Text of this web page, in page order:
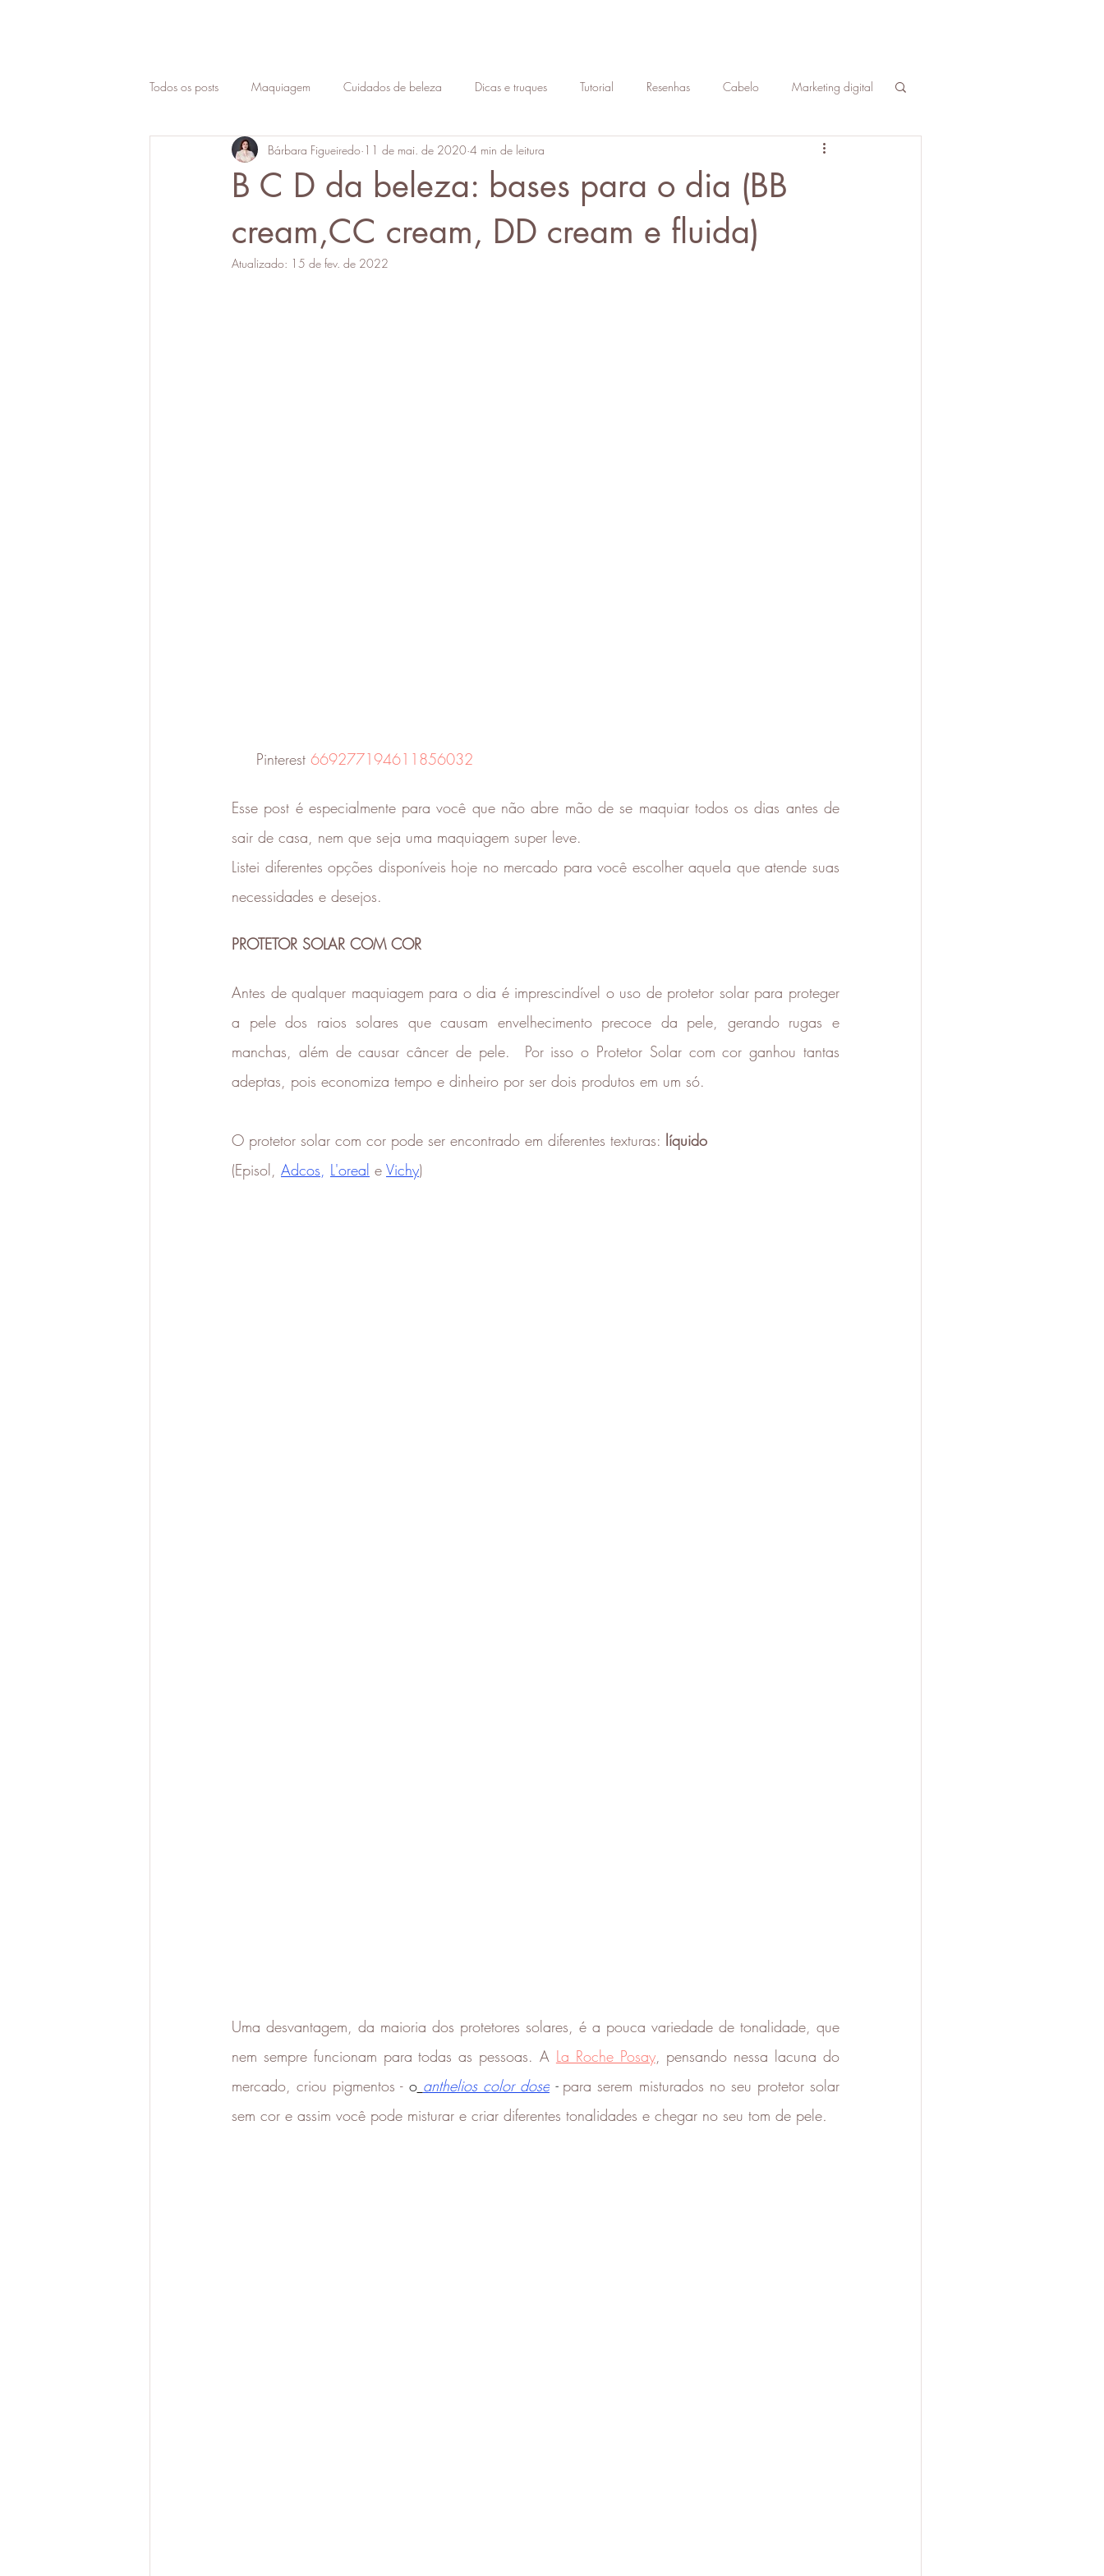
Todos os posts Maquiagem Cuidados de beleza Dicas e truques Tutorial Resenhas Cabelo Marketing digital
Empreendedorismo Carreira Consultoria de imagem Moda sobrancelha
Ativos de cosméticos Dicas procedimentos estéticos
B C D da beleza: bases para o dia (BB
cream,CC cream, DD cream e fluida)
Bárbara Figueiredo 11 de mai. de 2020 4 min de leitura
Atualizado: 15 de fev. de 2022
     Pinterest
669277194611856032
Esse post é especialmente para você que não abre mão de se maquiar todos os dias antes de
sair de casa, nem que seja uma maquiagem super leve.
Listei diferentes opções disponíveis hoje no mercado para você escolher aquela que atende suas
necessidades e desejos.
PROTETOR SOLAR COM COR
Antes de qualquer maquiagem para o dia é imprescindível o uso de protetor solar para proteger
a pele dos raios solares que causam envelhecimento precoce da pele, gerando rugas e
manchas, além de causar câncer de pele.  Por isso o Protetor Solar com cor ganhou tantas
adeptas, pois economiza tempo e dinheiro por ser dois produtos em um só.
O protetor solar com cor pode ser encontrado em diferentes texturas: líquido
(Episol, Adcos, L'oreal e Vichy)
Uma desvantagem, da maioria dos protetores solares, é a pouca variedade de tonalidade, que
nem sempre funcionam para todas as pessoas. A La Roche Posay, pensando nessa lacuna do
mercado, criou pigmentos - o anthelios color dose - para serem misturados no seu protetor solar
sem cor e assim você pode misturar e criar diferentes tonalidades e chegar no seu tom de pele.